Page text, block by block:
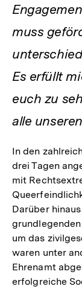
muss
Es erfüllt
euch zu
alle
In den
drei Tagen
mit
Darüber
um das
waren unter
Ehrenamt
erfolgreiche